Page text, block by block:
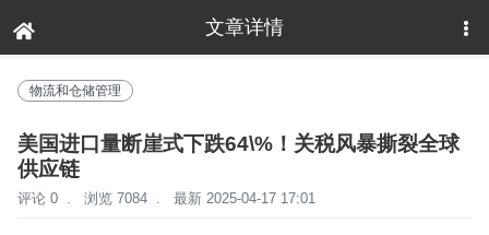
文章详情
下拉刷新
物流和仓储管理
美国进口量断崖式下跌64\%！关税风暴撕裂全球
供应链
评论 0 . 浏览 7084 . 最新 2025-04-17 17:01